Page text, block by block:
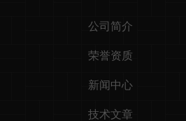
公司简介
荣誉资质
新闻中心
技术文章